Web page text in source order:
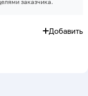
заказчика.
Добавить